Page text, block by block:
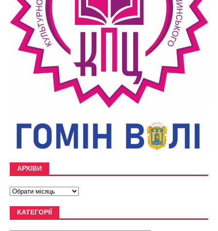
АРХІВИ
КАТЕГОРІЇ